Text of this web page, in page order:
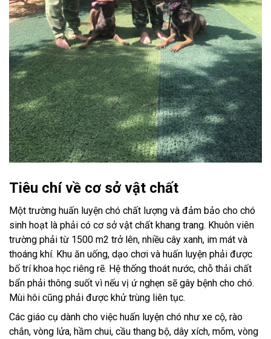
Tiêu chí về cơ sở vật chất
Một trường huấn luyện chó chất lượng và đảm bảo cho chó
sinh hoạt là phải có cơ sở vật chất khang trang. Khuôn viên
trường phải từ 1500 m2 trở lên, nhiều cây xanh, im mát và
thoáng khí. Khu ăn uống, dạo chơi và huấn luyện phải được
bố trí khoa học riêng rẽ. Hệ thống thoát nước, chỗ thải chất
bẩn phải thông suốt vì nếu vị ứ nghẹn sẽ gây bệnh cho chó.
Mùi hôi cũng phải được khử trùng liên tục.
Các giáo cụ dành cho việc huấn luyện chó như xe cộ, rào
chắn, vòng lửa, hầm chui, cầu thang bộ, dây xích, mõm, vòng